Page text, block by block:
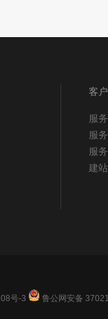
客
服
服
服
建
号-3
鲁公网安备